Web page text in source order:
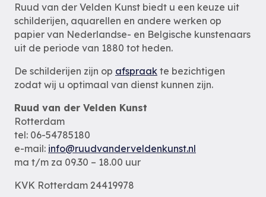
Ruud van der Velden Kunst biedt u een keuze uit
schilderijen, aquarellen en andere werken op
papier van Nederlandse- en Belgische kunstenaars
uit de periode van 1880 tot heden.
De schilderijen zijn op afspraak te bezichtigen
zodat wij u optimaal van dienst kunnen zijn.
Ruud van der Velden Kunst
Rotterdam
tel: 06-54785180
e-mail: info@ruudvanderveldenkunst.nl
ma t/m za 09.30 – 18.00 uur
KVK Rotterdam 24419978